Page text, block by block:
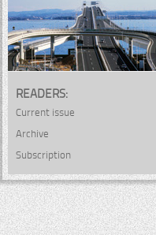
READERS:
Current issue
Archive
Subscription